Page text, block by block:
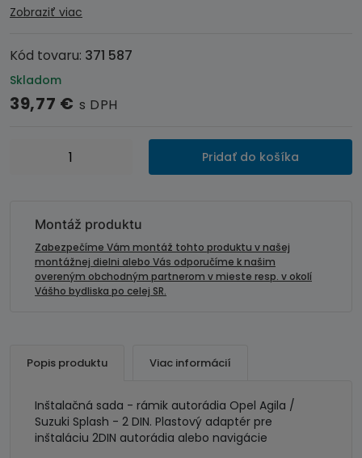
Zobraziť viac
Kód tovaru: 371 587
Skladom
39,77 € s DPH
množstvo
Inštalačná
rámik
autorádia
Opel
Agila
Pridať do košíka
Montáž produktu
Zabezpečíme Vám montáž tohto produktu v našej
montážnej dielni alebo Vás odporučíme k našim
overeným obchodným partnerom v mieste resp. v okolí
Vášho bydliska po celej SR.
Popis produktu Viac informácií
Inštalačná sada - rámik autorádia Opel Agila /
Suzuki Splash - 2 DIN. Plastový adaptér pre
inštaláciu 2DIN autorádia alebo navigácie